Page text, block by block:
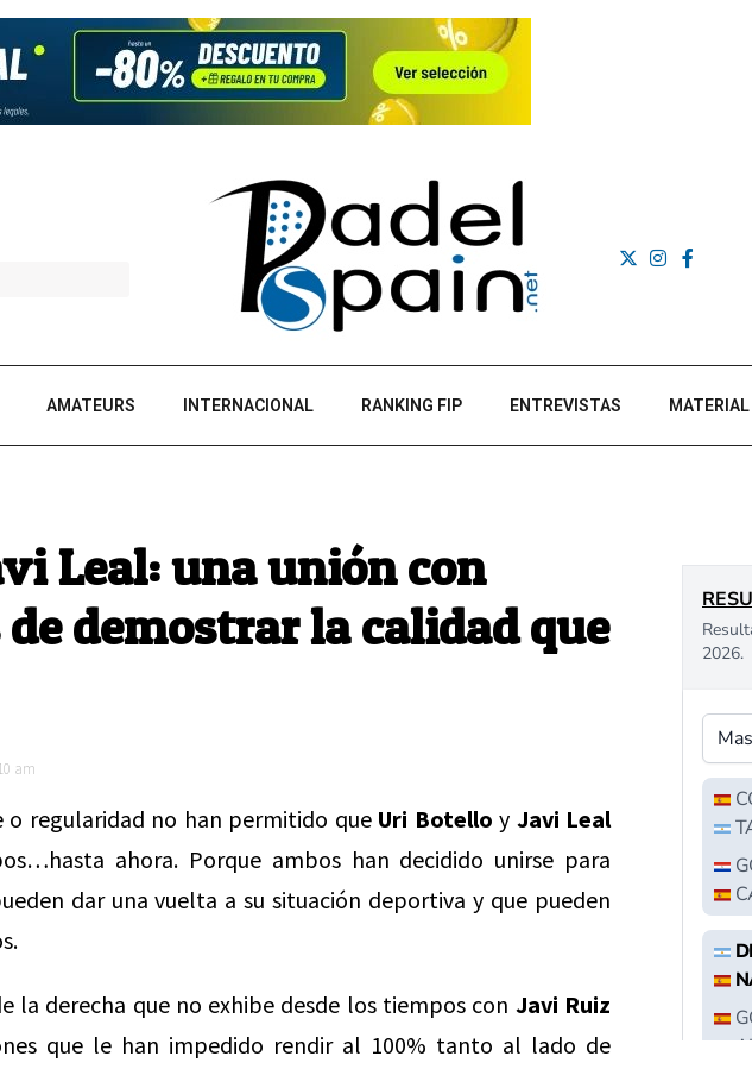
AMATEURS INTERNACIONAL RANKING FIP ENTREVISTAS MATERIAL
Leal: una unión con
demostrar la calidad que
am
o regularidad no han permitido que Uri Botello y Javi Leal
ahora. Porque ambos han decidido unirse para
dar una vuelta a su situación deportiva y que pueden
la derecha que no exhibe desde los tiempos con Javi Ruiz
que le han impedido rendir al 100% tanto al lado de